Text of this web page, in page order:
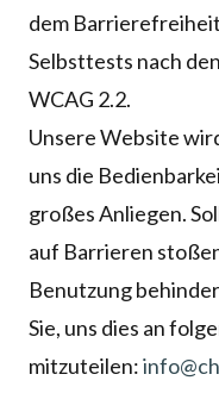
dem
Selbsttests nach
WCAG 2.2.
Unsere Website
uns die
großes Anliegen.
auf Barrieren
Benutzung
Sie, uns dies an
mitzuteilen: